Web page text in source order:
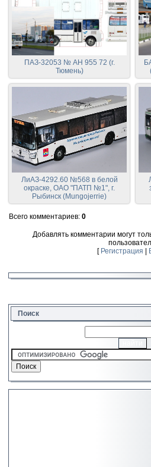
ПАЗ-32053 № АН 955 72 (г.
Тюмень)
ЛиАЗ-4292.60 №568 в белой
окраске, ОАО "ПАТП №1", г.
Рыбинск (Mungojerrie)
Всего комментариев: 0
Добавлять комментарии могут
[ Регистрация
Поиск